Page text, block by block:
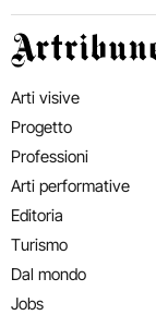
Artribune
Arti visive
Progetto
Professioni
Arti performative
Editoria
Turismo
Dal mondo
Jobs